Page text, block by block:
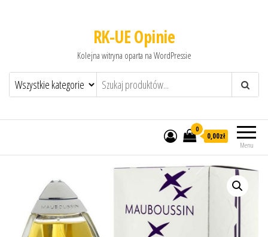
RK-UE Opinie
Kolejna witryna oparta na WordPressie
Menu
0
0,00zł